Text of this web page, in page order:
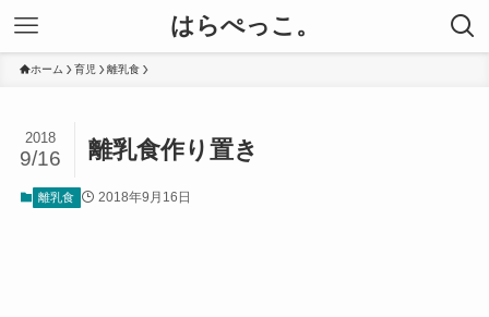
はらぺっこ。
ホーム 育児 離乳食
離乳食作り置き
2018
9/16
離乳食 2018年9月16日